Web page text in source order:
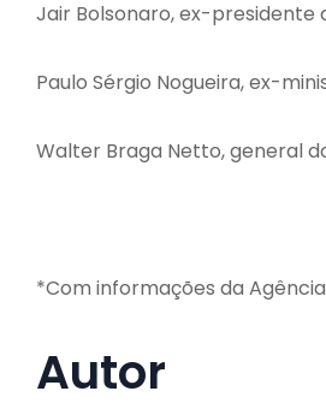
Jair Bolsonaro, ex-presidente
Paulo Sérgio Nogueira, ex-
Walter Braga Netto, general
*Com informações da
Autor